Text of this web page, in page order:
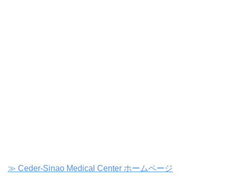
≫ Ceder-Sinao Medical Center ホームページ